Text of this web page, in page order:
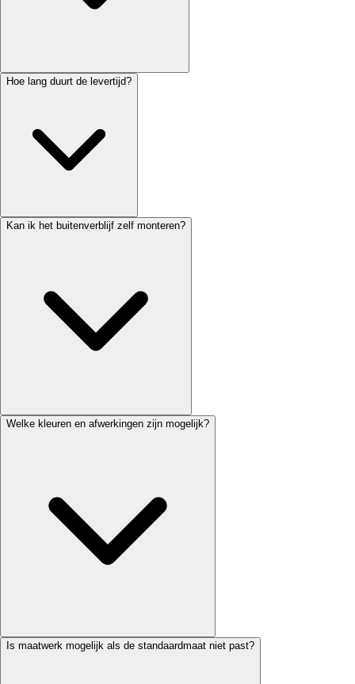
Hoe lang duurt de levertijd?
Kan ik het buitenverblijf zelf monteren?
Welke kleuren en afwerkingen zijn mogelijk?
Is maatwerk mogelijk als de standaardmaat niet past?